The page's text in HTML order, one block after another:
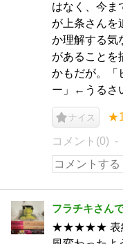
はなく、今ま
が上条さんを
か理解する気
があることを
かもだが。「
ー」←うるさ
ナイス
コメント(0)
フラチキさん
★★★★★ 表紙